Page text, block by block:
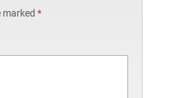
marked *